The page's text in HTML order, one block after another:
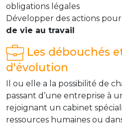
obligations légales
Développer des actions
de vie au travail
Les débouchés
d'évolution
Il ou elle a la possibilité de
passant d’une entreprise à
rejoignant un cabinet
ressources humaines ou